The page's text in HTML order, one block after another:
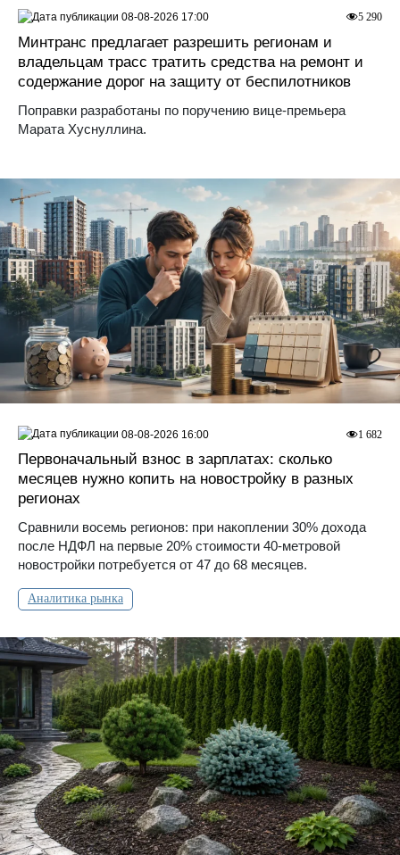
Минтранс предлагает разрешить регионам и
владельцам трасс тратить средства на ремонт и
содержание дорог на защиту от беспилотников
Поправки разработаны по поручению вице-премьера
Марата Хуснуллина.
5 290
08-08-2026 17:00
Первоначальный взнос в зарплатах: сколько
месяцев нужно копить на новостройку в разных
регионах
Сравнили восемь регионов: при накоплении 30% дохода
после НДФЛ на первые 20% стоимости 40-метровой
новостройки потребуется от 47 до 68 месяцев.
Аналитика рынка
1 682
08-08-2026 16:00